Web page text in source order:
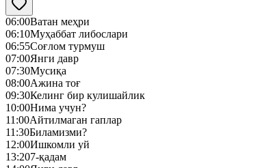
06:00Ватан меҳри
06:10Муҳаббат либослари
06:55Соғлом турмуш
07:00Янги давр
07:30Mусиқа
08:00Ажина тоғ
09:30Келинг бир кулишайлик
10:00Нима учун?
11:00Айтилмаган гаплар
11:30Биламизми?
12:00Ишкомли уй
13:207-қадам